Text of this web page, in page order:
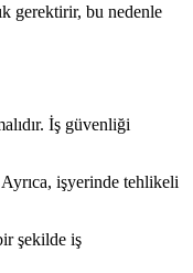
gerektirir, bu nedenle
İş güvenliği
işyerinde tehlikeli
şekilde iş